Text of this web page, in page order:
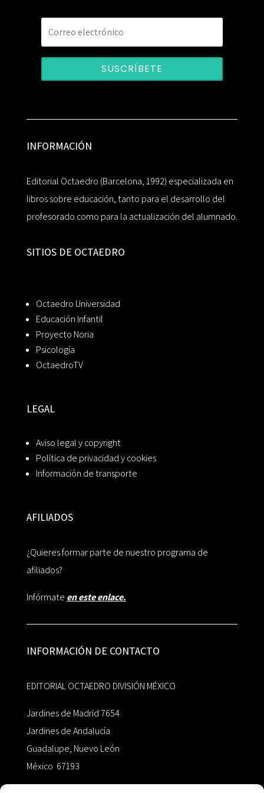
SUSCRÍBETE
INFORMACIÓN
Editorial Octaedro (Barcelona, 1992) especializada en
libros sobre educación, tanto para el desarrollo del
profesorado como para la actualización del alumnado.
SITIOS DE OCTAEDRO
Octaedro Universidad
Educación Infantil
Proyecto Noria
Psicología
OctaedroTV
LEGAL
Aviso legal y copyright
Política de privacidad y cookies
Información de transporte
AFILIADOS
¿Quieres formar parte de nuestro programa de
afiliados?
Infórmate en este enlace.
INFORMACIÓN DE CONTACTO
EDITORIAL OCTAEDRO DIVISIÓN MÉXICO
Jardines de Madrid 7654
Jardines de Andalucía
Guadalupe, Nuevo León
México 67193